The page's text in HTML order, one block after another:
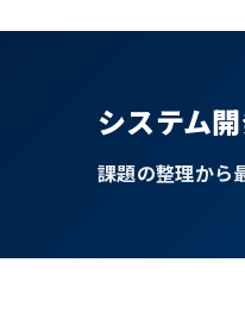
システム
課題の整理から